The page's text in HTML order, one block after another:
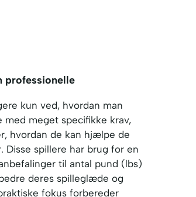
professionelle
kun ved, hvordan man
med meget specifikke krav,
hvordan de kan hjælpe de
Disse spillere har brug for en
til antal pund (lbs)
deres spilleglæde og
fokus forbereder